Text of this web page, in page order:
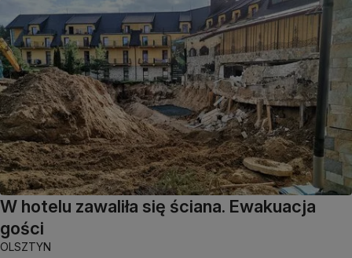
W hotelu zawaliła się ściana. Ewakuacja
gości
OLSZTYN